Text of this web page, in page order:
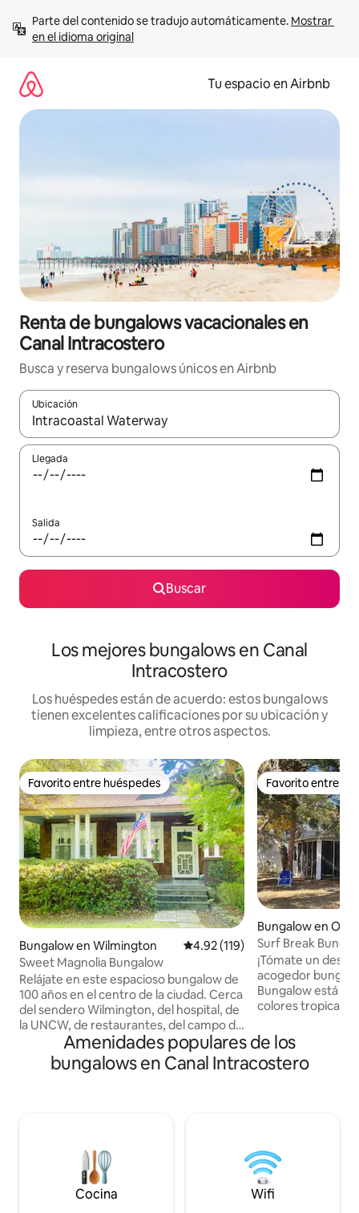
contenido
Parte del contenido se tradujo automáticamente. Mostrar
en el idioma original
Tu espacio en Airbnb
Renta de bungalows vacacionales en
Canal Intracostero
Busca y reserva bungalows únicos en Airbnb
Ubicación
Cuando los resultados estén disponibles, podrás navegar
Llegada
Salida
Buscar
Los mejores bungalows en Canal
Intracostero
Los huéspedes están de acuerdo: estos bungalows
tienen excelentes calificaciones por su ubicación y
limpieza, entre otros aspectos.
Favorito entre huéspedes
Favorito entre huéspedes
Bungalow en Wilmington Calificación promedio: 4.92 de
4.92 (119)
Sweet Magnolia Bungalow
Relájate en este espacioso bungalow de
100 años en el centro de la ciudad. Cerca
del sendero Wilmington, del hospital, de
la UNCW, de restaurantes, del campo de
golf, de la cervecería y de tiendas. A diez
minutos del centro de la ciudad y de la
playa. Quédate en casa y disfruta de los
contraseñas y ve tus programas
favoritos. Descansa tranquilamente en 3
amplias habitaciones con 2 colchones
tamaño king y uno tamaño queen de
Favorito entre
Favorito entre
Bungalow en Oak
Surf Break
¡Tómate un
acogedor bungalow de
Bungalow está
colores tropicales
perfecta para
familia, con
escapar de las
aparcamiento. Además, es el lugar
perfecto para
con mosquitera o
a la sombra.
Amenidades populares de los
bungalows en Canal Intracostero
Cocina Wifi